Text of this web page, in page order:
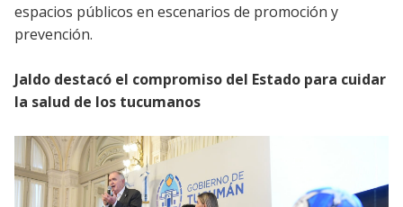
espacios públicos en escenarios de promoción y
prevención.
Jaldo destacó el compromiso del Estado para cuidar
la salud de los tucumanos